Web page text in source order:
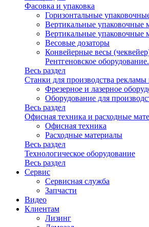
Фасовка и упаковка
Горизонтальные
Вертикальные упаковочные
Вертикальные
Весовые дозаторы
Конвейерные весы
Рентгеновское оборудование.
Весь раздел
Станки для производства рекламы
Фрезерное и лазерное
Оборудование для
Весь раздел
Офисная техника и расходные
Офисная техника
Расходные материалы
Весь раздел
Технологическое оборудование
Весь раздел
Сервис
Сервисная служба
Запчасти
Видео
Клиентам
Лизинг